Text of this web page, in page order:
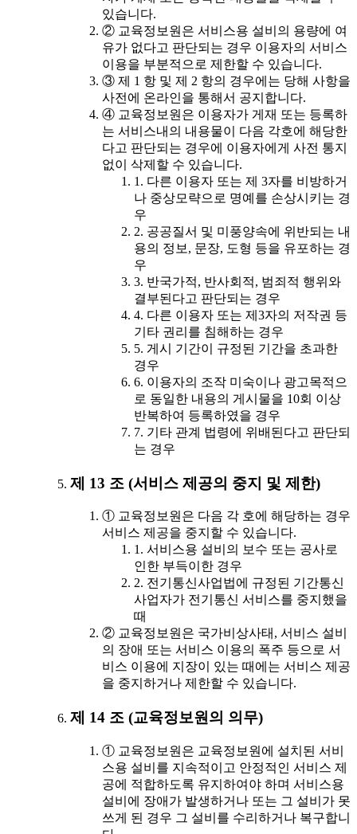
있습니다.
② 교육정보원은 서비스용 설비의 용량에 여
유가 없다고 판단되는 경우 이용자의 서비스
이용을 부분적으로 제한할 수 있습니다.
③ 제 1 항 및 제 2 항의 경우에는 당해 사항을
사전에 온라인을 통해서 공지합니다.
④ 교육정보원은 이용자가 게재 또는 등록하
는 서비스내의 내용물이 다음 각호에 해당한
다고 판단되는 경우에 이용자에게 사전 통지
없이 삭제할 수 있습니다.
1. 다른 이용자 또는 제 3자를 비방하거
나 중상모략으로 명예를 손상시키는 경
우
2. 공공질서 및 미풍양속에 위반되는 내
용의 정보, 문장, 도형 등을 유포하는 경
우
3. 반국가적, 반사회적, 범죄적 행위와
결부된다고 판단되는 경우
4. 다른 이용자 또는 제3자의 저작권 등
기타 권리를 침해하는 경우
5. 게시 기간이 규정된 기간을 초과한
경우
6. 이용자의 조작 미숙이나 광고목적으
로 동일한 내용의 게시물을 10회 이상
반복하여 등록하였을 경우
7. 기타 관계 법령에 위배된다고 판단되
는 경우
제 13 조 (서비스 제공의 중지 및 제한)
① 교육정보원은 다음 각 호에 해당하는 경우
서비스 제공을 중지할 수 있습니다.
1. 서비스용 설비의 보수 또는 공사로
인한 부득이한 경우
2. 전기통신사업법에 규정된 기간통신
사업자가 전기통신 서비스를 중지했을
때
② 교육정보원은 국가비상사태, 서비스 설비
의 장애 또는 서비스 이용의 폭주 등으로 서
비스 이용에 지장이 있는 때에는 서비스 제공
을 중지하거나 제한할 수 있습니다.
제 14 조 (교육정보원의 의무)
① 교육정보원은 교육정보원에 설치된 서비
스용 설비를 지속적이고 안정적인 서비스 제
공에 적합하도록 유지하여야 하며 서비스용
설비에 장애가 발생하거나 또는 그 설비가 못
쓰게 된 경우 그 설비를 수리하거나 복구합니